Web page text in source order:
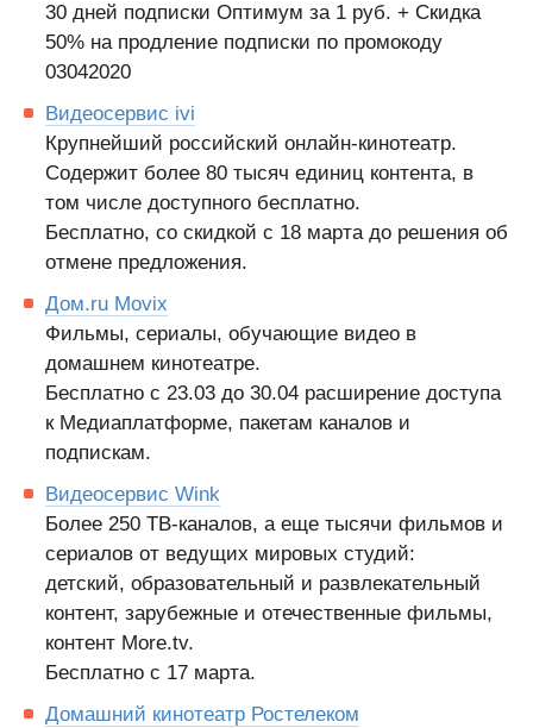
30 дней подписки Оптимум за 1 руб. + Скидка
50% на продление подписки по промокоду
03042020
Видеосервис ivi
Крупнейший российский онлайн-кинотеатр.
Содержит более 80 тысяч единиц контента, в
том числе доступного бесплатно.
Бесплатно, со скидкой с 18 марта до решения об
отмене предложения.
Дом.ru Movix
Фильмы, сериалы, обучающие видео в
домашнем кинотеатре.
Бесплатно с 23.03 до 30.04 расширение доступа
к Медиаплатформе, пакетам каналов и
подпискам.
Видеосервис Wink
Более 250 ТВ-каналов, а еще тысячи фильмов и
сериалов от ведущих мировых студий:
детский, образовательный и развлекательный
контент, зарубежные и отечественные фильмы,
контент More.tv.
Бесплатно с 17 марта.
Домашний кинотеатр Ростелеком